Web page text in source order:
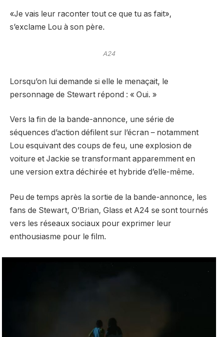
«Je vais leur raconter tout ce que tu as fait»,
s’exclame Lou à son père.
A24
Lorsqu’on lui demande si elle le menaçait, le
personnage de Stewart répond : « Oui. »
Vers la fin de la bande-annonce, une série de
séquences d’action défilent sur l’écran – notamment
Lou esquivant des coups de feu, une explosion de
voiture et Jackie se transformant apparemment en
une version extra déchirée et hybride d’elle-même.
Peu de temps après la sortie de la bande-annonce, les
fans de Stewart, O’Brian, Glass et A24 se sont tournés
vers les réseaux sociaux pour exprimer leur
enthousiasme pour le film.